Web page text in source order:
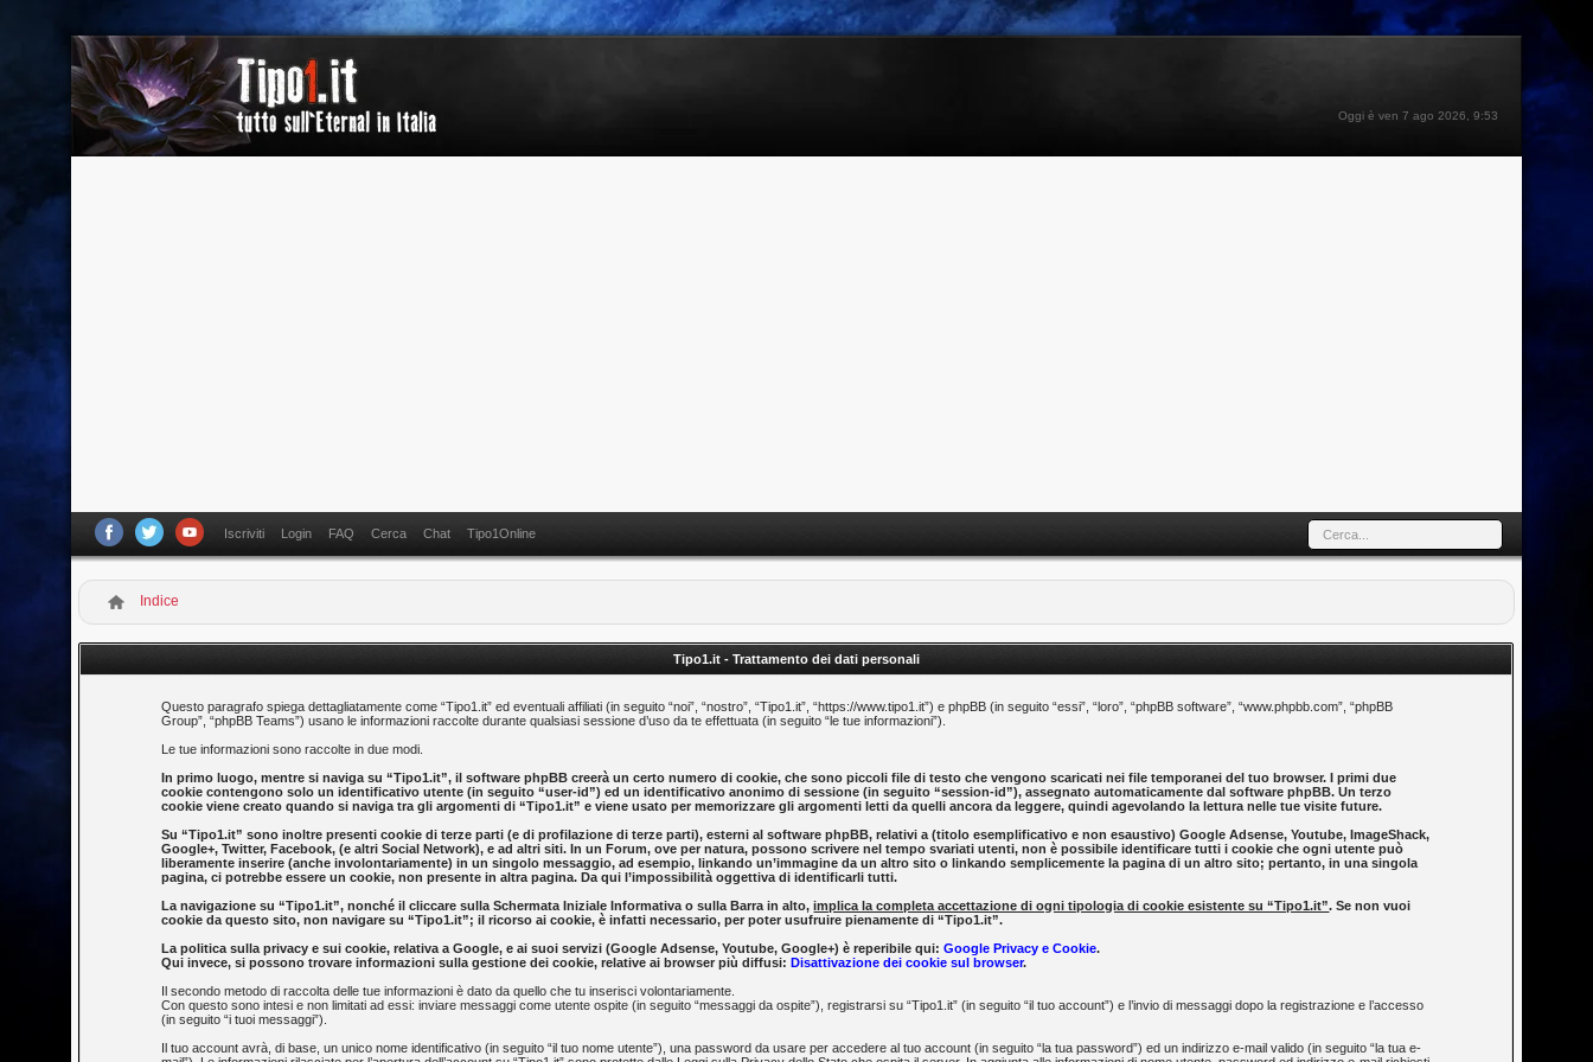
Oggi è ven 7 ago 2026, 9:53
Iscriviti Login FAQ Cerca Chat Tipo1Online
Indice
Tipo1.it - Trattamento dei dati personali
Questo paragrafo spiega dettagliatamente come “Tipo1.it” ed eventuali affiliati (in seguito “noi”, “nostro”, “Tipo1.it”, “https://www.tipo1.it”) e phpBB (in seguito “essi”, “loro”, “phpBB software”, “www.phpbb.com”, “phpBB
Group”, “phpBB Teams”) usano le informazioni raccolte durante qualsiasi sessione d’uso da te effettuata (in seguito “le tue informazioni”).
Le tue informazioni sono raccolte in due modi.
In primo luogo, mentre si naviga su “Tipo1.it”, il software phpBB creerà un certo numero di cookie, che sono piccoli file di testo che vengono scaricati nei file temporanei del tuo browser. I primi due
cookie contengono solo un identificativo utente (in seguito “user-id”) ed un identificativo anonimo di sessione (in seguito “session-id”), assegnato automaticamente dal software phpBB. Un terzo
cookie viene creato quando si naviga tra gli argomenti di “Tipo1.it” e viene usato per memorizzare gli argomenti letti da quelli ancora da leggere, quindi agevolando la lettura nelle tue visite future.
Su “Tipo1.it” sono inoltre presenti cookie di terze parti (e di profilazione di terze parti), esterni al software phpBB, relativi a (titolo esemplificativo e non esaustivo) Google Adsense, Youtube, ImageShack,
Google+, Twitter, Facebook, (e altri Social Network), e ad altri siti. In un Forum, ove per natura, possono scrivere nel tempo svariati utenti, non è possibile identificare tutti i cookie che ogni utente può
liberamente inserire (anche involontariamente) in un singolo messaggio, ad esempio, linkando un’immagine da un altro sito o linkando semplicemente la pagina di un altro sito; pertanto, in una singola
pagina, ci potrebbe essere un cookie, non presente in altra pagina. Da qui l’impossibilità oggettiva di identificarli tutti.
La navigazione su “Tipo1.it”, nonché il cliccare sulla Schermata Iniziale Informativa o sulla Barra in alto,implica la completa accettazione di ogni tipologia di cookie esistente su “Tipo1.it”. Se non vuoi
cookie da questo sito, non navigare su “Tipo1.it”; il ricorso ai cookie, è infatti necessario, per poter usufruire pienamente di “Tipo1.it”.
La politica sulla privacy e sui cookie, relativa a Google, e ai suoi servizi (Google Adsense, Youtube, Google+) è reperibile qui:Google Privacy e Cookie.
Qui invece, si possono trovare informazioni sulla gestione dei cookie, relative ai browser più diffusi:Disattivazione dei cookie sul browser.
Il secondo metodo di raccolta delle tue informazioni è dato da quello che tu inserisci volontariamente.
Con questo sono intesi e non limitati ad essi: inviare messaggi come utente ospite (in seguito “messaggi da ospite”), registrarsi su “Tipo1.it” (in seguito “il tuo account”) e l’invio di messaggi dopo la registrazione e l’accesso
(in seguito “i tuoi messaggi”).
Il tuo account avrà, di base, un unico nome identificativo (in seguito “il tuo nome utente”), una password da usare per accedere al tuo account (in seguito “la tua password”) ed un indirizzo e-mail valido (in seguito “la tua e-